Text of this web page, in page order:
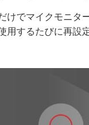
けでマイクモニタ
用するたびに再設